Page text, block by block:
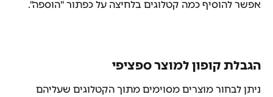
אפשר להוסיף כמה קטלוגים בלחיצה על כפתור "הוספה".
הגבלת קופון למוצר ספציפי
ניתן לבחור מוצרים מסוימים מתוך הקטלוגים שעליהם